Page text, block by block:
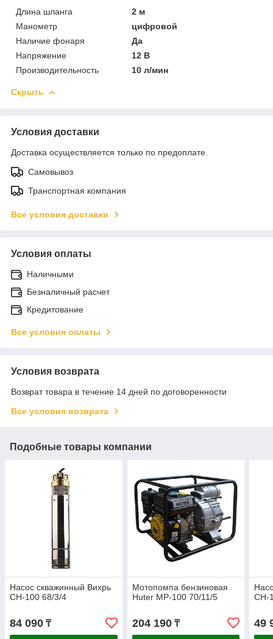
Длина шланга
2 м
Манометр
цифровой
Наличие фонаря
Да
Напряжение
12 В
Производительность
10 л/мин
Скрыть
Условия доставки
Доставка осуществляется только по предоплате.
Самовывоз
Транспортная компания
Все условия доставки
Условия оплаты
Наличными
Безналичный расчет
Кредитование
Все условия оплаты
Условия возврата
Возврат товара в течение 14 дней по договоренности
Все условия возврата
Подобные товары компании
Насос скважинный Вихрь
СН-100 68/3/4
84 090 ₸
Мотопомпа бензиновая
Huter MP-100 70/11/5
204 190₸
СН-
49